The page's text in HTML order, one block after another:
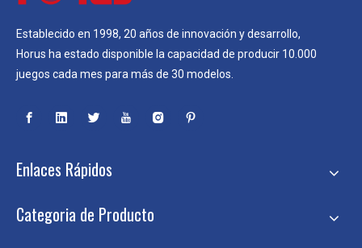
Establecido en 1998, 20 años de innovación y desarrollo,
Horus ha estado disponible la capacidad de producir 10.000
juegos cada mes para más de 30 modelos.
Enlaces Rápidos
Categoria de Producto